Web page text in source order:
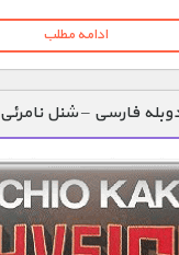
ادامه مطلب
فارسی – شنل نامرئی